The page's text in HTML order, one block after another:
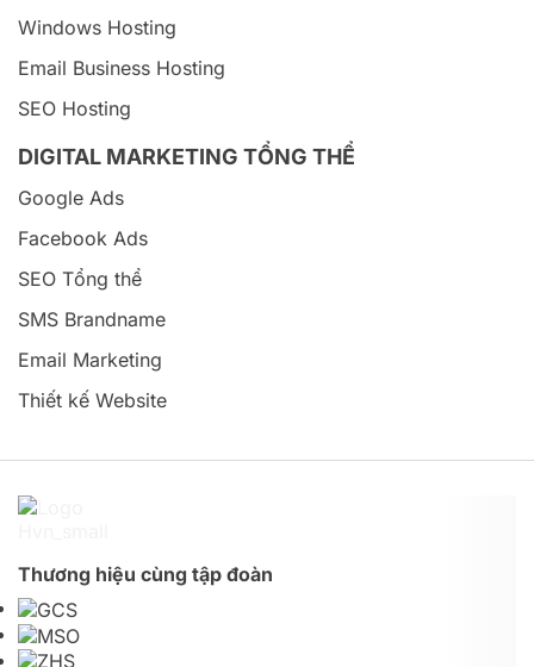
Windows Hosting
Email Business Hosting
SEO Hosting
DIGITAL MARKETING TỔNG THỂ
Google Ads
Facebook Ads
SEO Tổng thể
SMS Brandname
Email Marketing
Thiết kế Website
Thương hiệu cùng tập đoàn